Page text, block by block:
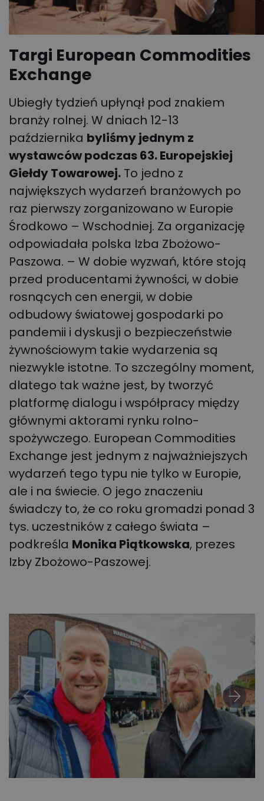
Targi European Commodities
Exchange
Ubiegły tydzień upłynął pod znakiem
branży rolnej. W dniach 12-13
października byliśmy jednym z
wystawców podczas 63. Europejskiej
Giełdy Towarowej. To jedno z
największych wydarzeń branżowych po
raz pierwszy zorganizowano w Europie
Środkowo – Wschodniej. Za organizację
odpowiadała polska Izba Zbożowo-
Paszowa. – W dobie wyzwań, które stoją
przed producentami żywności, w dobie
rosnących cen energii, w dobie
odbudowy światowej gospodarki po
pandemii i dyskusji o bezpieczeństwie
żywnościowym takie wydarzenia są
niezwykle istotne. To szczególny moment,
dlatego tak ważne jest, by tworzyć
platformę dialogu i współpracy między
głównymi aktorami rynku rolno-
spożywczego. European Commodities
Exchange jest jednym z najważniejszych
wydarzeń tego typu nie tylko w Europie,
ale i na świecie. O jego znaczeniu
świadczy to, że co roku gromadzi ponad 3
tys. uczestników z całego świata –
podkreśla Monika Piątkowska, prezes
Izby Zbożowo-Paszowej.